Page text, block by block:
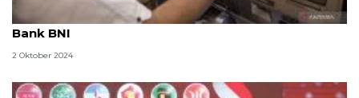
Syarat dan cara tarik tunai tanpa kartu fisik di ATM
Bank BNI
2 Oktober 2024